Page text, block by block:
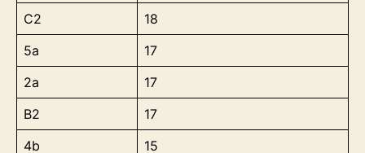
C2
18
5a
17
2a
17
B2
17
4b
15